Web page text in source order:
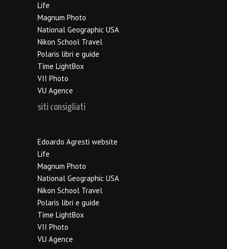
Life
Magnum Photo
National Geographic USA
Nikon School Travel
Polaris libri e guide
Time LightBox
VII Photo
VU Agence
siti consigliati
Edoardo Agresti website
Life
Magnum Photo
National Geographic USA
Nikon School Travel
Polaris libri e guide
Time LightBox
VII Photo
VU Agence